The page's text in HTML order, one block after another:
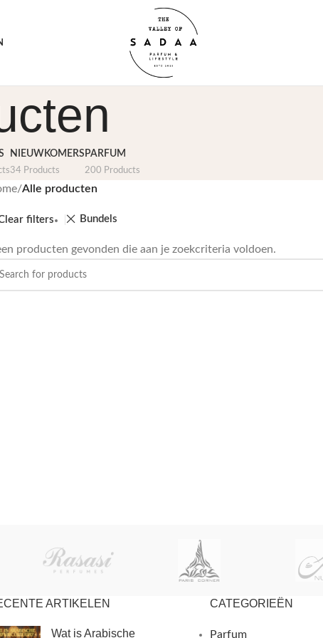
30% Korting voor jou
NIEUWKOMERS
34 Products
PARFUM
200 Products
/Alle producten
filters Bundels
producten gevonden die aan je zoekcriteria voldoen.
ARTIKELEN
Wat is Arabische
CATEGORIEËN
Parfum